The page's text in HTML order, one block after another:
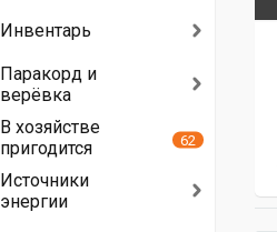
Инвентарь
Паракорд и
верёвка
В хозяйстве
пригодится
62
Источники
энергии